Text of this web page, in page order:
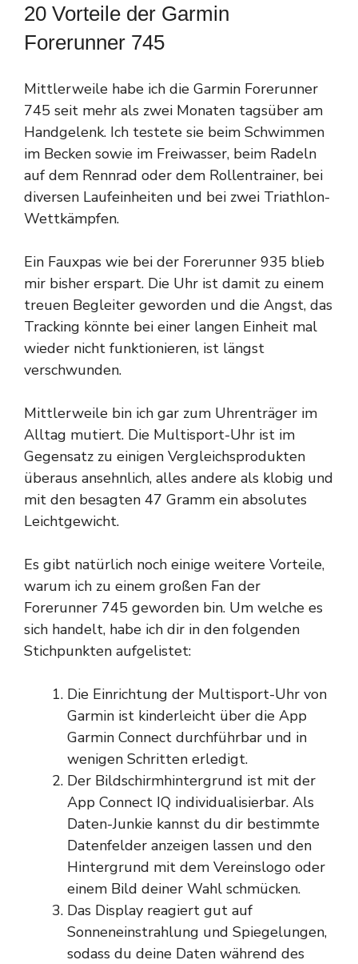
20 Vorteile der Garmin
Forerunner 745
Mittlerweile habe ich die Garmin Forerunner
745 seit mehr als zwei Monaten tagsüber am
Handgelenk. Ich testete sie beim Schwimmen
im Becken sowie im Freiwasser, beim Radeln
auf dem Rennrad oder dem Rollentrainer, bei
diversen Laufeinheiten und bei zwei Triathlon-
Wettkämpfen.
Ein Fauxpas wie bei der Forerunner 935 blieb
mir bisher erspart. Die Uhr ist damit zu einem
treuen Begleiter geworden und die Angst, das
Tracking könnte bei einer langen Einheit mal
wieder nicht funktionieren, ist längst
verschwunden.
Mittlerweile bin ich gar zum Uhrenträger im
Alltag mutiert. Die Multisport-Uhr ist im
Gegensatz zu einigen Vergleichsprodukten
überaus ansehnlich, alles andere als klobig und
mit den besagten 47 Gramm ein absolutes
Leichtgewicht.
Es gibt natürlich noch einige weitere Vorteile,
warum ich zu einem großen Fan der
Forerunner 745 geworden bin. Um welche es
sich handelt, habe ich dir in den folgenden
Stichpunkten aufgelistet:
Die Einrichtung der Multisport-Uhr von
Garmin ist kinderleicht über die App
Garmin Connect durchführbar und in
wenigen Schritten erledigt.
Der Bildschirmhintergrund ist mit der
App Connect IQ individualisierbar. Als
Daten-Junkie kannst du dir bestimmte
Datenfelder anzeigen lassen und den
Hintergrund mit dem Vereinslogo oder
einem Bild deiner Wahl schmücken.
Das Display reagiert gut auf
Sonneneinstrahlung und Spiegelungen,
sodass du deine Daten während des